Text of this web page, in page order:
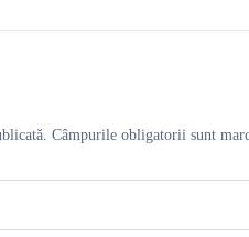
Câmpurile obligatorii sunt